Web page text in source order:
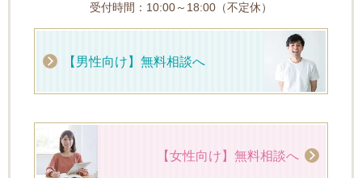
受付時間：10:00～18:00（不定休）
【男性向け】無料相談へ
【女性向け】無料相談へ